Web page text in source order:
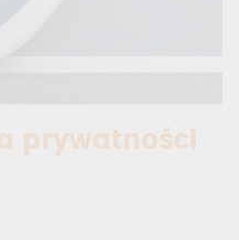
prywatności